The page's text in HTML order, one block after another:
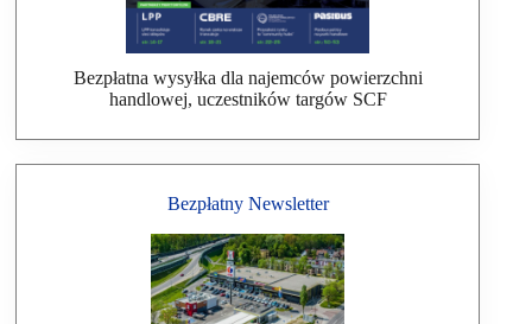
Bezpłatna wysyłka dla najemców powierzchni
handlowej, uczestników targów SCF
Bezpłatny Newsletter